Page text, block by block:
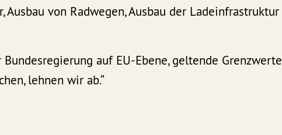
Ausbau von Radwegen, Ausbau der Ladeinfrastruktur
Bundesregierung auf EU-Ebene, geltende Grenzwerte
lehnen wir ab.“